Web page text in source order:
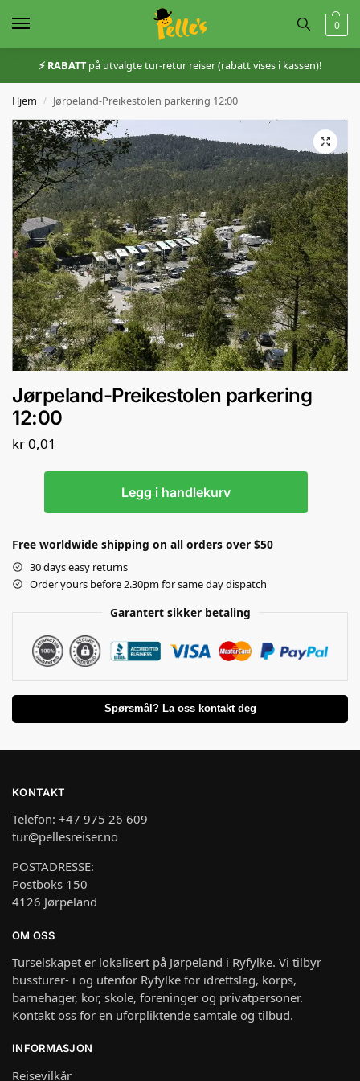
0
⚡️ RABATTpå utvalgte tur-retur reiser (rabatt vises i kassen)!
Hjem / Jørpeland-Preikestolen parkering 12:00
Jørpeland-Preikestolen parkering
12:00
kr0,01
Legg i handlekurv
Free worldwide shipping on all orders over $50
30 days easy returns
Order yours before 2.30pm for same day dispatch
Garantert sikker betaling
Spørsmål? La oss kontakt deg
KONTAKT
Telefon: +47 975 26 609
tur@pellesreiser.no
POSTADRESSE:
Postboks 150
4126 Jørpeland
OM OSS
Turselskapet er lokalisert på Jørpeland i Ryfylke. Vi tilbyr
bussturer- i og utenfor Ryfylke for idrettslag, korps,
barnehager, kor, skole, foreninger og privatpersoner.
Kontakt oss for en uforpliktende samtale og tilbud.
INFORMASJON
Reisevilkår